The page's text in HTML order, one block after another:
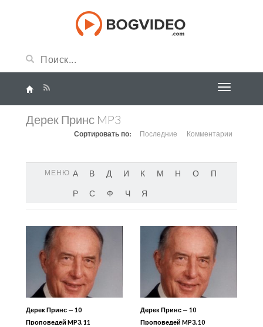
Дерек Принс MP3
Сортировать по: Последние Комментарии
МЕНЮ А В Д И К М Н О
П
Р
С Ф Ч Я
Дерек Принс — 10
Проповедей MP3. 11
Дерек Принс — 10
Проповедей MP3. 10